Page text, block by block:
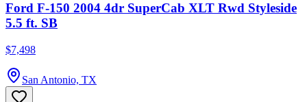
Ford F-150 2004 4dr SuperCab XLT Rwd Styleside
5.5 ft. SB
$7,498
San Antonio, TX